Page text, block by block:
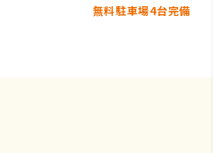
無料駐車場4台完備